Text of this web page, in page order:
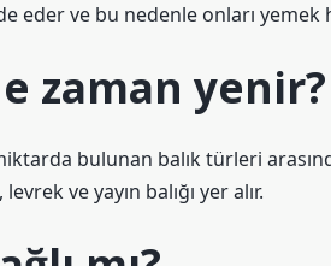
eder ve bu nedenle onları yemek
zaman yenir?
bulunan balık türleri
ve yayın balığı yer alır.